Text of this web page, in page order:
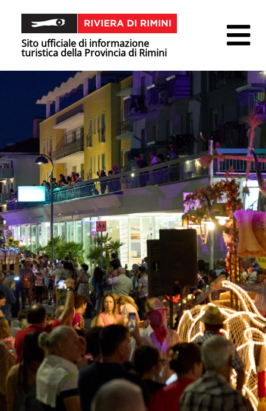
Sito ufficiale di informazione
turistica della Provincia di Rimini